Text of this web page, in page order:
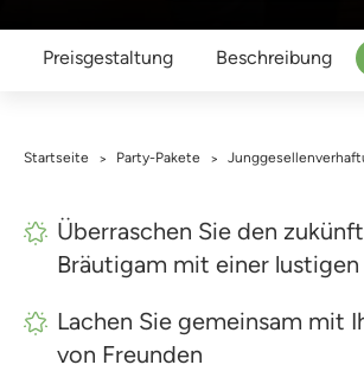
Preisgestaltung Beschreibung
Startseite > Party-Pakete >
Überraschen Sie den
Bräutigam mit einer
Lachen Sie gemeinsam mit
von Freunden